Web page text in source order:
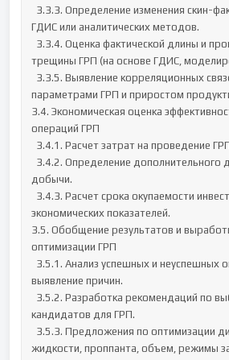
ГДИС или аналитических методов.
трещины ГРП (на основе ГДИС,
параметрами ГРП и приростом
3.4. Экономическая оценка
операций ГРП
добычи.
экономических показателей.
3.5. Обобщение результатов и
оптимизации ГРП
выявление причин.
кандидатов для ГРП.
жидкости, проппанта, объем, режимы